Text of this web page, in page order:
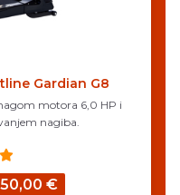
Gardian G8
motora 6,0 HP i
nagiba.
€